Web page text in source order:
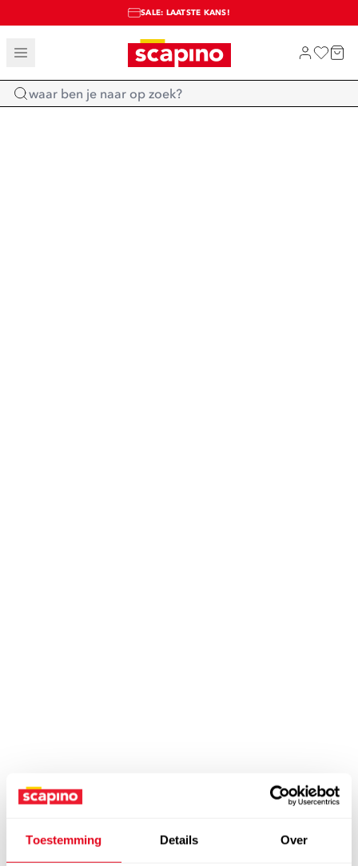
Toestemming Details Over
TOT 70% KORTING OP SALE
SALE: LAATSTE KANS!
SHOP NIEUW
Home